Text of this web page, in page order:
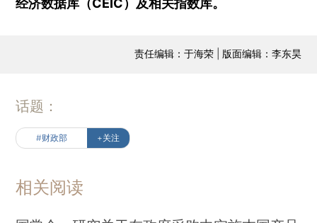
责任编辑：于海荣 | 版面编辑：李东昊
话题：
#财政部 +关注
相关阅读